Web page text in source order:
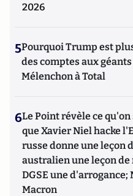
2026
5Pourquoi Trump est
des comptes aux
Mélenchon à Total
6Le Point révèle ce
que Xavier Niel hacke
russe donne une leçon
australien une leçon de
DGSE une
Macron